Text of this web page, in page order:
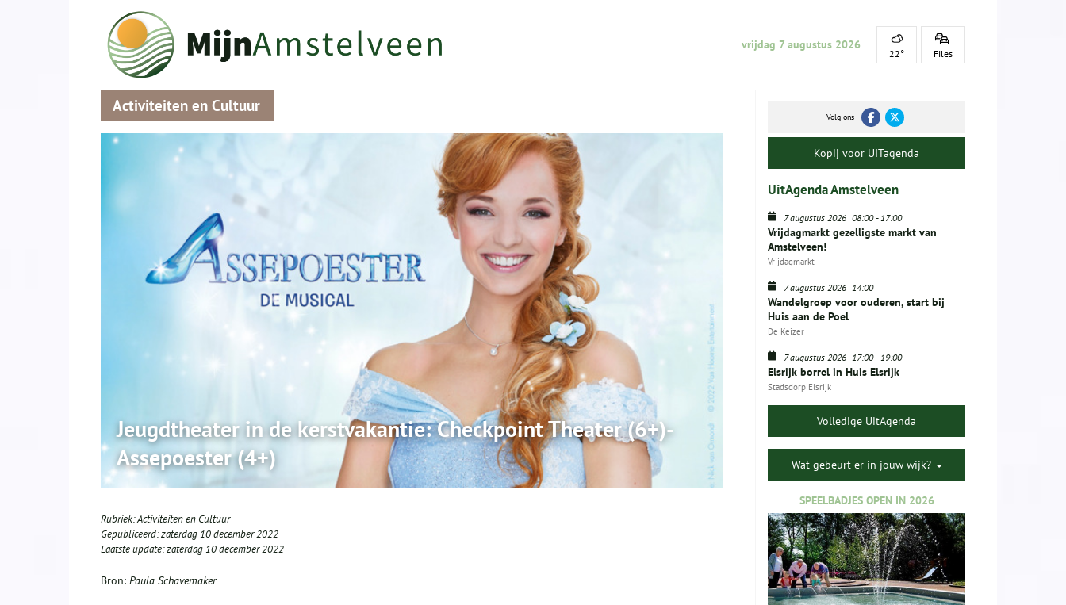
vrijdag 7 augustus 2026
22° Files
Activiteiten en Cultuur
Jeugdtheater in de kerstvakantie: Checkpoint Theater (6+)-
Assepoester (4+)
Rubriek:Activiteiten en Cultuur
Gepubliceerd:zaterdag 10 december 2022
Laatste update:zaterdag 10 december 2022
Bron: Paula Schavemaker
Volg ons
Kopij voor UITagenda
UitAgenda Amstelveen
7 augustus 2026 08:00-17:00
Vrijdagmarkt gezelligste markt van
Amstelveen!
Vrijdagmarkt
7 augustus 2026 14:00
Wandelgroep voor ouderen, start bij
Huis aan de Poel
De Keizer
7 augustus 2026 17:00-19:00
Elsrijk borrel in Huis Elsrijk
Stadsdorp Elsrijk
Volledige UitAgenda
Wat gebeurt er in jouw wijk?
SPEELBADJES OPEN IN 2026